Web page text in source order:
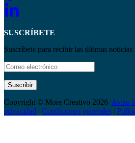
SUSCRÍBETE
Suscríbete para recibir las últimas noticias
Suscribir
Copyright © More Creativo 2026 Aviso
privacidad
Condiciones generales